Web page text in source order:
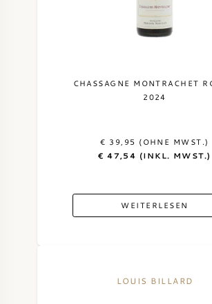
CHASSAGNE MONTRACHET
2024
€ 39,95 (OHNE MWST.)
€ 47,54 (INKL. MWST.)
WEITERLESEN
LOUIS BILLARD